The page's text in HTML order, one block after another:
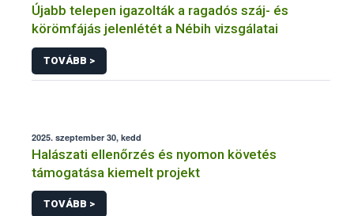
Újabb telepen igazolták a ragadós száj- és
körömfájás jelenlétét a Nébih vizsgálatai
TOVÁBB >
2025. szeptember 30, kedd
Halászati ellenőrzés és nyomon követés
támogatása kiemelt projekt
TOVÁBB >